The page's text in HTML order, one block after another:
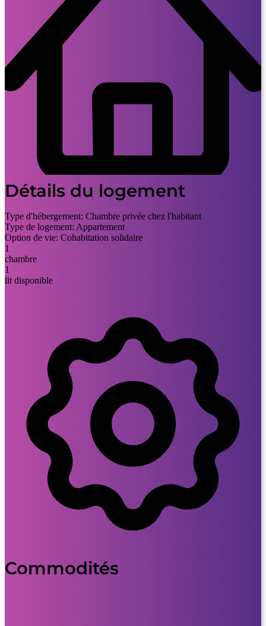
Détails du logement
Type d'hébergement: Chambre privée chez l'habitant
Type de logement: Appartement
Option de vie: Cohabitation solidaire
1
chambre
1
lit disponible
Commodités